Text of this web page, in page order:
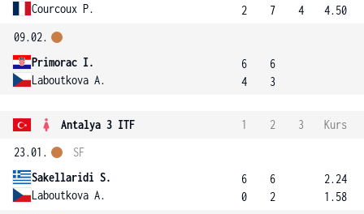
Courcoux P. 2 7 4
4.50
09.02.
Primorac I.
Laboutkova A.
6
4
6
3
Antalya 3 ITF 1 2 3
Kurs
23.01.
Sakellaridi S.
Laboutkova A.
SF
6
0
6
2
2.24
1.58